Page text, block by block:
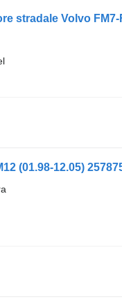
stradale Volvo FM7-